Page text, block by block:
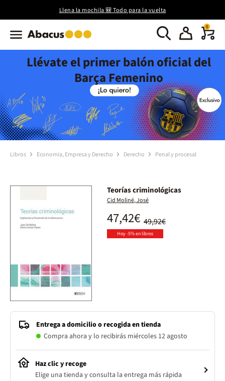
Llena la mochila 🎒 Todo para la vuelta
0
Llévate el primer balón oficial del
Barça Femenino
Libros Economía, Empresa y Derecho Derecho Penal y procesal
Teorías criminológicas
Cid Moliné, José
49,92€
47,42€
Hoy -5% en libros
Entrega a domicilio o recogida en tienda
Compra ahora y lo recibirás miércoles 12 agosto
Haz clic y recoge
Elige una tienda y consulta la entrega más rápida